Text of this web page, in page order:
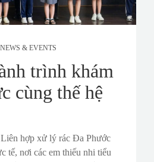
NEWS & EVENTS
trình khám
cùng thế hệ
hợp xử lý rác Đa Phước
tế, nơi các em thiếu nhi tiểu